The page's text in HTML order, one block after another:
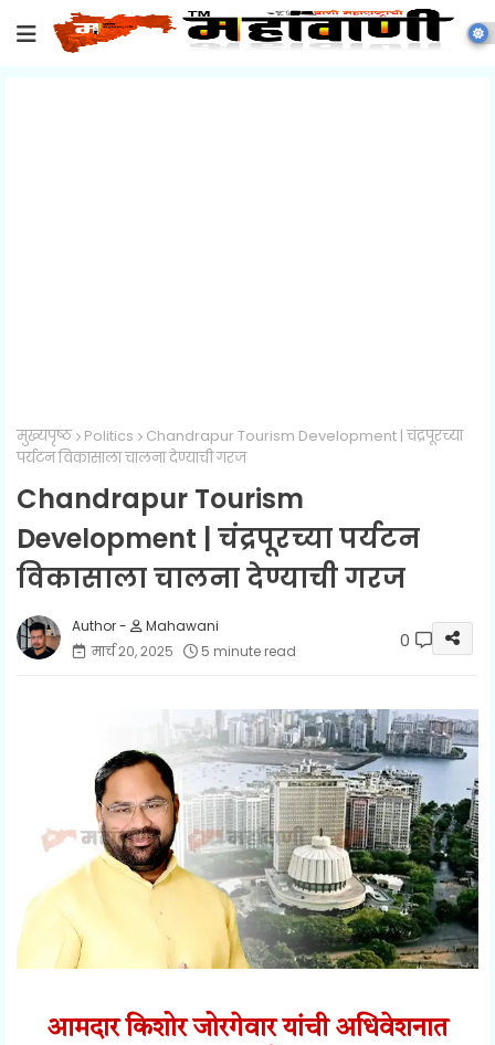
मुख्यपृष्ठ Politics
Chandrapur Tourism Development | चंद्रपूरच्या
पर्यटन विकासाला चालना देण्याची गरज
Chandrapur Tourism
Development | चंद्रपूरच्या पर्यटन
विकासाला चालना देण्याची गरज
Mahawani
मार्च २०, २०२५
5 minute read 0
आमदार किशोर जोरगेवार यांची अधिवेशनात